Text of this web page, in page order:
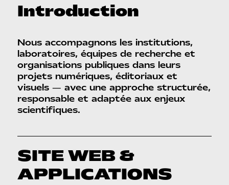
Introduction
Nous accompagnons les institutions,
laboratoires, équipes de recherche et
organisations publiques dans leurs
projets numériques, éditoriaux et
visuels — avec une approche structurée,
responsable et adaptée aux enjeux
scientifiques.
SITE WEB &
APPLICATIONS